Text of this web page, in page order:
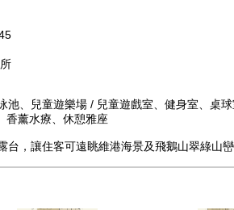
池、兒童遊樂場 / 兒童遊戲室、健身室、桌
香薰水療、休憩雅座
台，讓住客可遠眺維港海景及飛鵝山翠綠山